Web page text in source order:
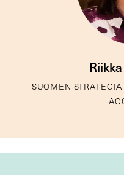
SUOMEN